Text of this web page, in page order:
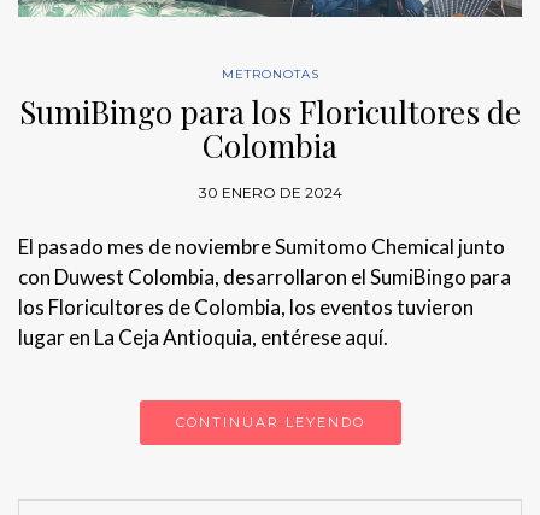
METRONOTAS
SumiBingo para los Floricultores de
Colombia
30 ENERO DE 2024
El pasado mes de noviembre Sumitomo Chemical junto
con Duwest Colombia, desarrollaron el SumiBingo para
los Floricultores de Colombia, los eventos tuvieron
lugar en La Ceja Antioquia, entérese aquí.
CONTINUAR LEYENDO